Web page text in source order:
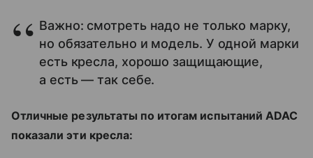
Важно: смотреть надо не только марку,
но обязательно и модель. У одной марки
есть кресла, хорошо защищающие,
а есть — так себе.
Отличные результаты по итогам испытаний ADAC
показали эти кресла: